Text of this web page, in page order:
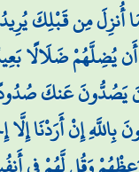
أُنزِلَ مِن قَبْلِكَ
يُضِلَّهُمْ ضَلَالًا
يَصُدُّونَ عَنكَ
إِنْ أَرَدْنَا إِلَّا